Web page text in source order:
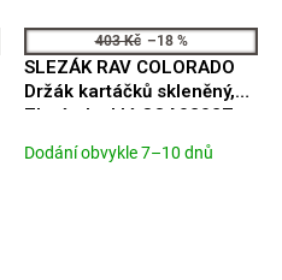
403 Kč –18 %
SLEZÁK RAV COLORADO
Držák kartáčků skleněný,
Zlatá - lesklá COA0202Z
Dodání obvykle 7–10 dnů